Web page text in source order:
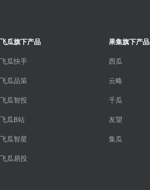
飞瓜旗下产品
飞瓜快手
飞瓜品策
飞瓜智投
飞瓜B站
飞瓜智星
飞瓜易投
果集旗下产品
西瓜
云略
千瓜
友望
集瓜